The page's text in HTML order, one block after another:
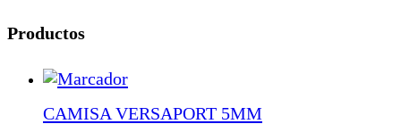
Productos
CAMISA VERSAPORT 5MM